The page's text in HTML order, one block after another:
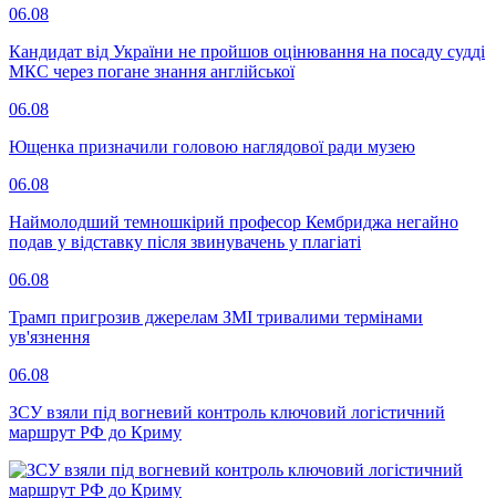
06.08
Кандидат від України не пройшов оцінювання на посаду судді
МКС через погане знання англійської
06.08
Ющенка призначили головою наглядової ради музею
06.08
Наймолодший темношкірий професор Кембриджа негайно
подав у відставку після звинувачень у плагіаті
06.08
Трамп пригрозив джерелам ЗМІ тривалими термінами
ув'язнення
06.08
ЗСУ взяли під вогневий контроль ключовий логістичний
маршрут РФ до Криму